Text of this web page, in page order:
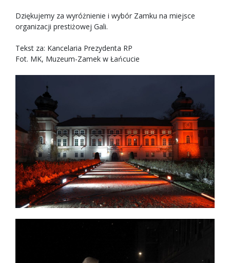
Dziękujemy za wyróżnienie i wybór Zamku na miejsce
organizacji prestiżowej Gali.
Tekst za: Kancelaria Prezydenta RP
Fot. MK, Muzeum-Zamek w Łańcucie